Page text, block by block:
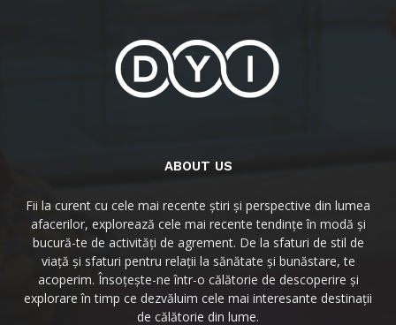
ABOUT US
Fii la curent cu cele mai recente știri și perspective din lumea
afacerilor, explorează cele mai recente tendințe în modă și
bucură-te de activități de agrement. De la sfaturi de stil de
viață și sfaturi pentru relații la sănătate și bunăstare, te
acoperim. Însoțește-ne într-o călătorie de descoperire și
explorare în timp ce dezvăluim cele mai interesante destinații
de călătorie din lume.